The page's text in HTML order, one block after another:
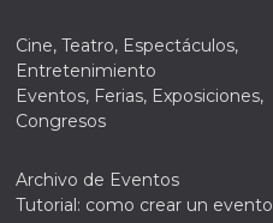
Cine, Teatro, Espectáculos,
Entretenimiento
Eventos, Ferias, Exposiciones,
Congresos
Archivo de Eventos
Tutorial: como crear un evento